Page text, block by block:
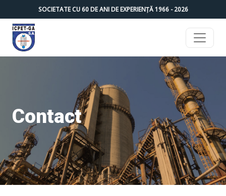
SOCIETATE CU60DE ANI DE EXPERIENȚĂ 1966 -2026
Contact